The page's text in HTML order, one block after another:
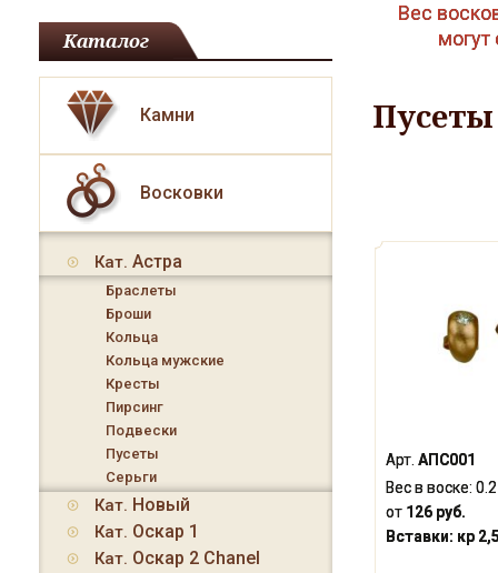
Вес
могут
Пусеты
Арт. АПС001
Вес в воске: 0.2
от 126 руб.
Вставки: кр
Каталог
Камни
Восковки
Кат. Астра
Браслеты
Броши
Кольца
Кольца мужские
Кресты
Пирсинг
Подвески
Пусеты
Серьги
Кат. Новый
Кат. Оскар 1
Кат. Оскар 2 Chanel